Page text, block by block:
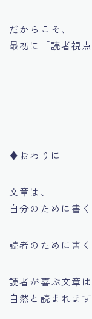
だからこそ、
最初に「読者視
♦︎おわりに
文章は、
自分のために書
読者のために書く
読者が喜ぶ文章は
自然と読まれます